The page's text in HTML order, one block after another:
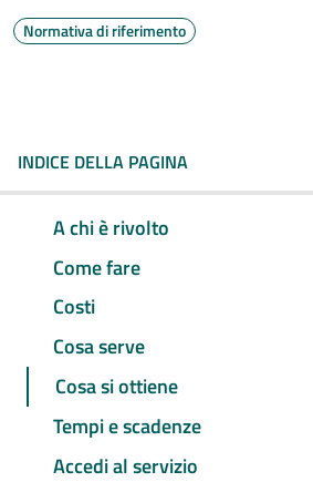
Normativa di riferimento
INDICE DELLA PAGINA
A chi è rivolto
Come fare
Costi
Cosa serve
Cosa si ottiene
Tempi e scadenze
Accedi al servizio